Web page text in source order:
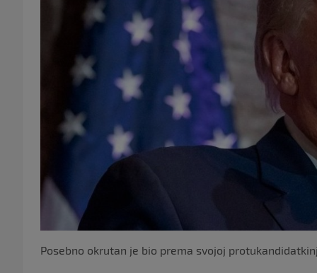
Posebno okrutan je bio prema svojoj